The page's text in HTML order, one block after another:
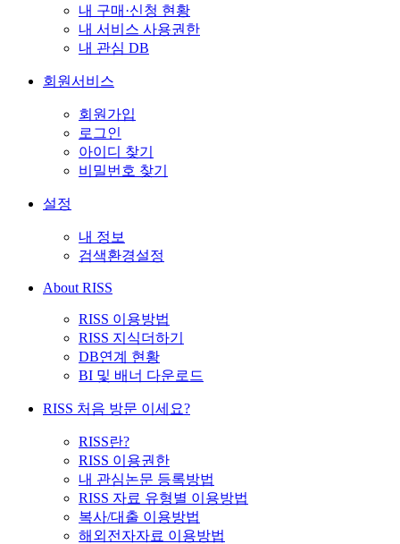
내 구매·신청 현황
내 서비스 사용권한
내 관심 DB
회원서비스
회원가입
로그인
아이디 찾기
비밀번호 찾기
설정
내 정보
검색환경설정
About RISS
RISS 이용방법
RISS 지식더하기
DB연계 현황
BI 및 배너 다운로드
RISS 처음 방문 이세요?
RISS란?
RISS 이용권한
내 관심논문 등록방법
RISS 자료 유형별 이용방법
복사/대출 이용방법
해외전자자료 이용방법